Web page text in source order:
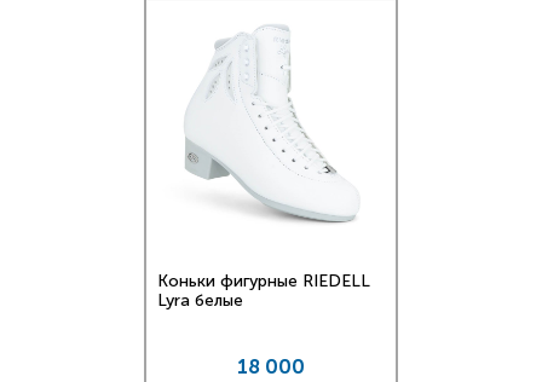
Коньки фигурные RIEDELL
Lyra белые
18 000